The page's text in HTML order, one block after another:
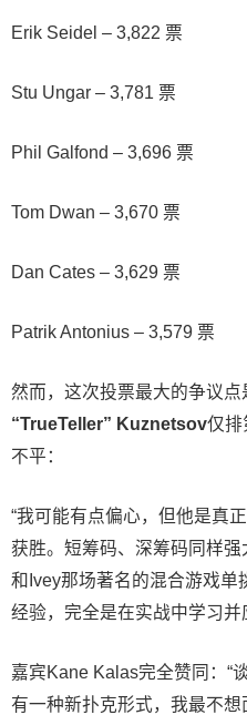
Erik Seidel – 3,822 票
Stu Ungar – 3,781 票
Phil Galfond – 3,696 票
Tom Dwan – 3,670 票
Dan Cates – 3,629 票
Patrik Antonius – 3,579 票
然而，这次投票最大的争议
“TrueTeller” Kuznetsov仅排
不平：
“我可能有点偏心，但他是真
获胜。短筹码、深筹码同样
和Ivey那场著名的混合游戏单
经验，完全是在实战中学习并
嘉宾Kane Kalas完全赞同：“
有一种新扑克形式，我最不想